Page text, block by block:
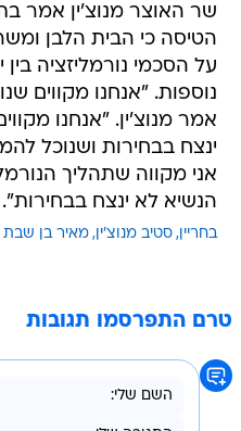
שר האוצר מנוצ'ין אמר
הטיסה כי הבית הלבן
על הסכמי נורמליזציה
נוספות. "אנחנו מקווים
אמר מנוצ'ין. "אנחנו
ינצח בבחירות ושנוכל
אני מקווה שתהליך
הנשיא לא ינצח בבחירות".
בחריין סטיב מנוצ'ין מאיר בן שבת
טרם התפרסמו תגובות